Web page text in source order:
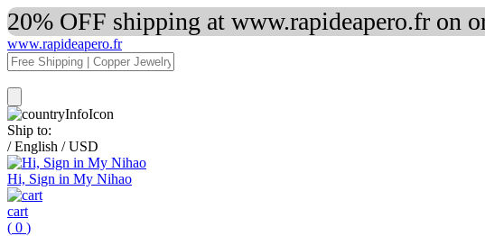
20% OFF shipping at www.rapideapero.fr on
www.rapideapero.fr
Ship to:
/ English / USD
Hi, Sign in My Nihao
cart
( 0 )